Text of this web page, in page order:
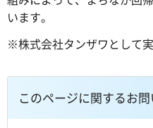
います。
※株式会社タンザワとして
このページに関するお